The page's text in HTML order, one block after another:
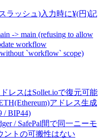
ラッシュ)入力時に¥(円)記
-> main (refusing to allow
workflow
`workflow` scope)
レスはSollet.ioで復元可能
アドレス生成
/ BIP44)
/ SafePal間で同一ニーモ
ントの可搬性はない